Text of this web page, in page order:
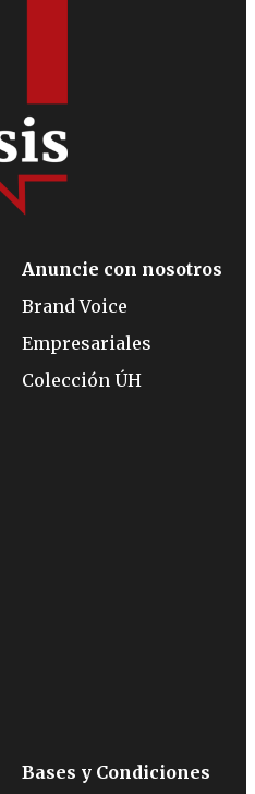
Anuncie con nosotros
Brand Voice
Empresariales
Colección ÚH
Bases y Condiciones